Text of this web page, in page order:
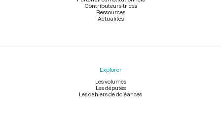
Contributeurs-trices
Ressources
Actualités
Explorer
Les volumes
Les députés
Les cahiers de doléances